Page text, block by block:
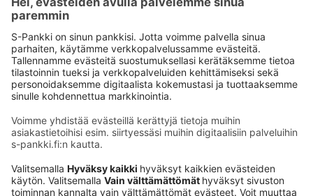
Käyttöehdot
Saavutettavuusseloste
Evästeet